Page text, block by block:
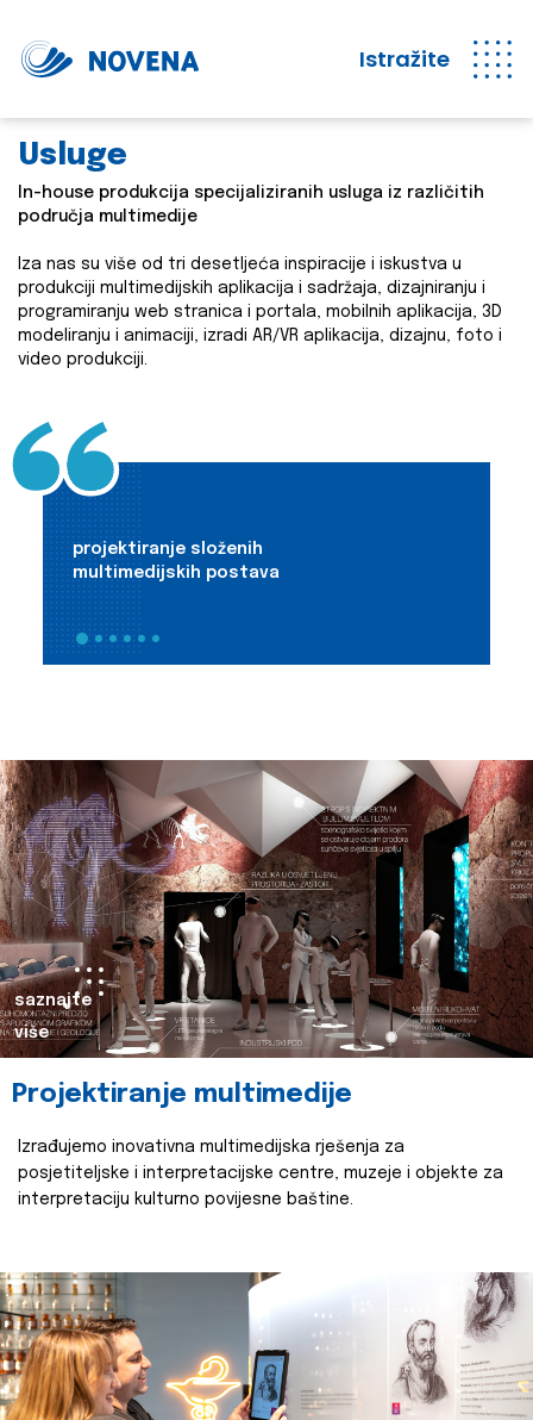
Istražite
Usluge
In-house produkcija specijaliziranih usluga iz različitih
područja multimedije
Iza nas su više od tri desetljeća inspiracije i iskustva u
produkciji multimedijskih aplikacija i sadržaja, dizajniranju i
programiranju web stranica i portala, mobilnih aplikacija, 3D
modeliranju i animaciji, izradi AR/VR aplikacija, dizajnu, foto i
video produkciji.
projektiranje složenih
multimedijskih postava
saznajte
više
Projektiranje multimedije
Izrađujemo inovativna multimedijska rješenja za
posjetiteljske i interpretacijske centre, muzeje i objekte za
interpretaciju kulturno povijesne baštine.